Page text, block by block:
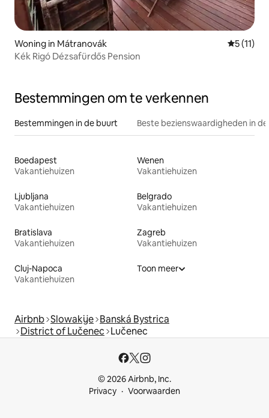
Woning in Mátranovák
5 (11)
Kék Rigó Dézsafürdős Pension
Bestemmingen om te verkennen
Bestemmingen in de buurt Beste bezienswaardigheden in
Boedapest
Vakantiehuizen
Wenen
Vakantiehuizen
Ljubljana
Vakantiehuizen
Belgrado
Vakantiehuizen
Bratislava
Vakantiehuizen
Zagreb
Vakantiehuizen
Cluj-Napoca
Vakantiehuizen
Toon meer
Airbnb Slowakije Banská Bystrica
District of Lučenec Lučenec
© 2026 Airbnb, Inc.
Privacy
Voorwaarden